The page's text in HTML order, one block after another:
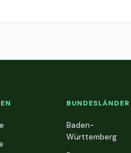
BUNDESLÄNDER
Baden-
Württemberg